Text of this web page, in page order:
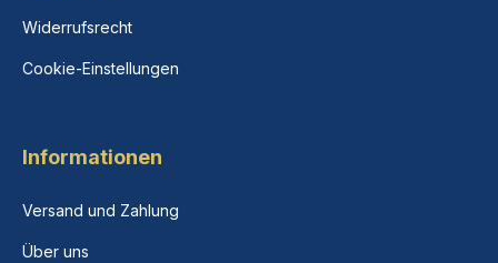
Widerrufsrecht
Cookie-Einstellungen
Informationen
Versand und Zahlung
Über uns